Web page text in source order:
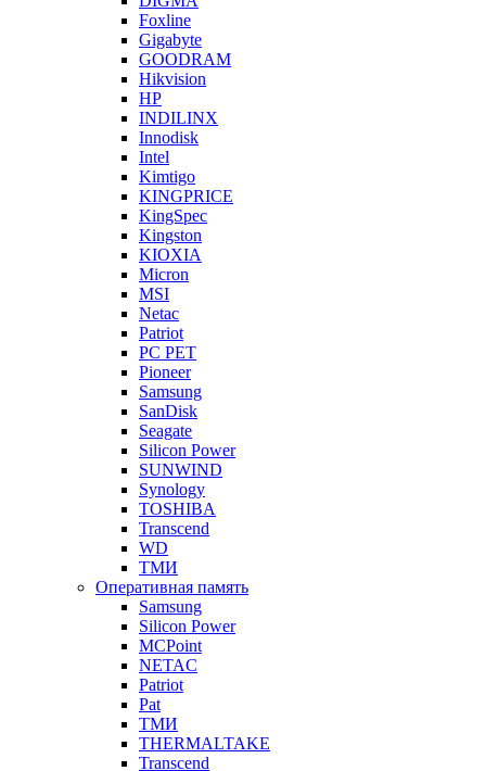
Foxline
Gigabyte
GOODRAM
Hikvision
HP
INDILINX
Innodisk
Intel
Kimtigo
KINGPRICE
KingSpec
Kingston
KIOXIA
Micron
MSI
Netac
Patriot
PC PET
Pioneer
Samsung
SanDisk
Seagate
Silicon Power
SUNWIND
Synology
TOSHIBA
Transcend
WD
ТМИ
Оперативная память
Samsung
Silicon Power
MCPoint
NETAC
Patriot
Pat
ТМИ
THERMALTAKE
Transcend